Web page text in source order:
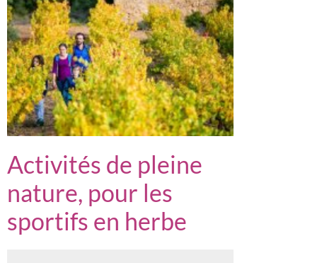
Activités de pleine
nature, pour les
sportifs en herbe